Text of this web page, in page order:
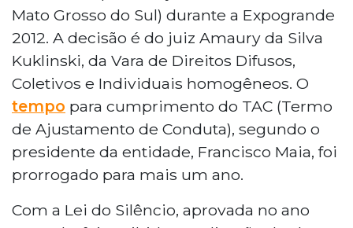
Mato Grosso do Sul) durante a Expogrande
2012. A decisão é do juiz Amaury da Silva
Kuklinski, da Vara de Direitos Difusos,
Coletivos e Individuais homogêneos. O
tempo para cumprimento do TAC (Termo
de Ajustamento de Conduta), segundo o
presidente da entidade, Francisco Maia, foi
prorrogado para mais um ano.
Com a Lei do Silêncio, aprovada no ano